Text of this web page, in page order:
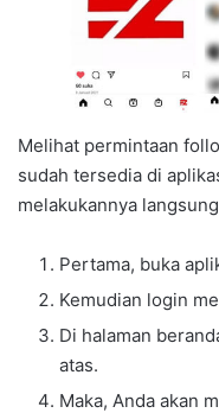
Melihat permintaan
sudah tersedia di
melakukannya
Pertama, buka
Kemudian login
Di halaman
atas.
Maka, Anda akan